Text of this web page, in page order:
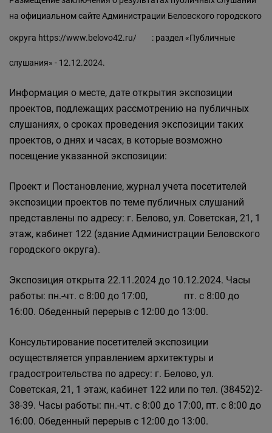
на официальном сайте Администрации Беловского городского
округа https://www.belovo42.ru/ : раздел «Публичные
слушания» - 12.12.2024.
Информация о месте, дате открытия экспозиции
проектов, подлежащих рассмотрению на публичных
слушаниях, о сроках проведения экспозиции таких
проектов, о днях и часах, в которые возможно
посещение указанной экспозиции:
Проект и Постановление, журнал учета посетителей
экспозиции проектов по теме публичных слушаний
представлены по адресу: г. Белово, ул. Советская, 21, 1
этаж, кабинет 122 (здание Администрации Беловского
городского округа).
Экспозиция открыта 22.11.2024 до 10.12.2024. Часы
работы: пн.-чт. с 8:00 до 17:00, пт. с 8:00 до
16:00. Обеденный перерыв с 12:00 до 13:00.
Консультирование посетителей экспозиции
осуществляется управлением архитектуры и
градостроительства по адресу: г. Белово, ул.
Советская, 21, 1 этаж, кабинет 122 или по тел. (38452)2-
38-39. Часы работы: пн.-чт. с 8:00 до 17:00, пт. с 8:00 до
16:00. Обеденный перерыв с 12:00 до 13:00.